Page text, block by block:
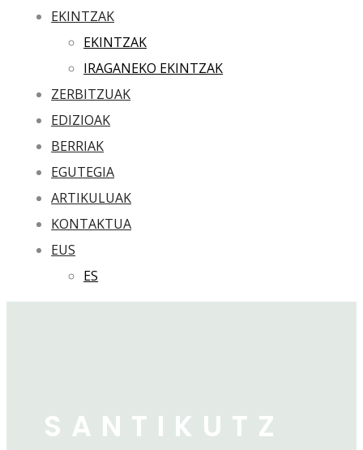
EKINTZAK
EKINTZAK
IRAGANEKO EKINTZAK
ZERBITZUAK
EDIZIOAK
BERRIAK
EGUTEGIA
ARTIKULUAK
KONTAKTUA
EUS
ES
SANTIKUTZ